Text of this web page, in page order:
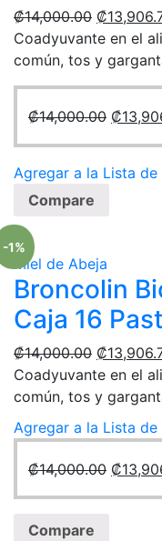
₡14,000.00 ₡
Coadyuvante en el
común, tos y
₡14,000.00 ₡
Agregar a la Lista de
Compare
-1%
Miel de Abeja
Broncolin
Caja 16
₡14,000.00 ₡
Coadyuvante en el
común, tos y
Agregar a la Lista de
₡14,000.00 ₡
Compare